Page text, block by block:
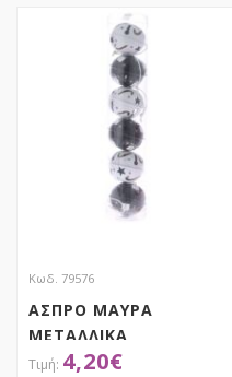
Κωδ. 79576
ΑΣΠΡΟ ΜΑΥΡΑ
ΜΕΤΑΛΛΙΚΑ
ΚΟΥΔΟΥΝΙΑ 5ΕΚ ΣΕΤ 6
4,20€